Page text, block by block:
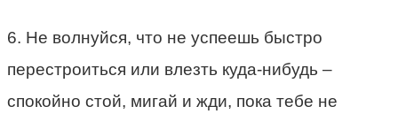
6. Не волнуйся, что не успеешь быстро
перестроиться или влезть куда-нибудь –
спокойно стой, мигай и жди, пока тебе не